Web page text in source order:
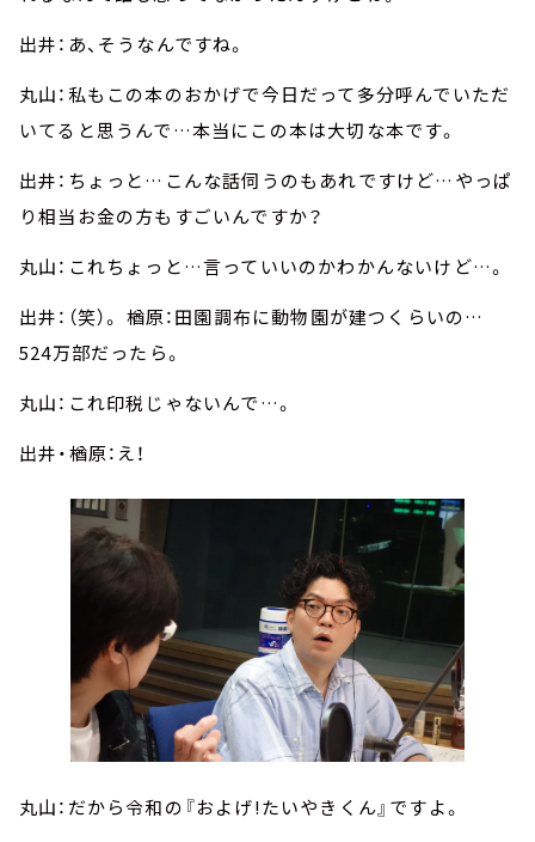
出井：あ、そうなんですね。
丸山：私もこの本のおかげで今日だって多分呼んでいただ
いてると思うんで…本当にこの本は大切な本です。
出井：ちょっと…こんな話伺うのもあれですけど…やっぱ
り相当お金の方もすごいんですか？
丸山：これちょっと…言っていいのかわかんないけど…。
出井：（笑）。 楢原：田園調布に動物園が建つくらいの…
524万部だったら。
丸山：これ印税じゃないんで…。
出井・楢原：え！
丸山：だから令和の『およげ!たいやきくん』ですよ。